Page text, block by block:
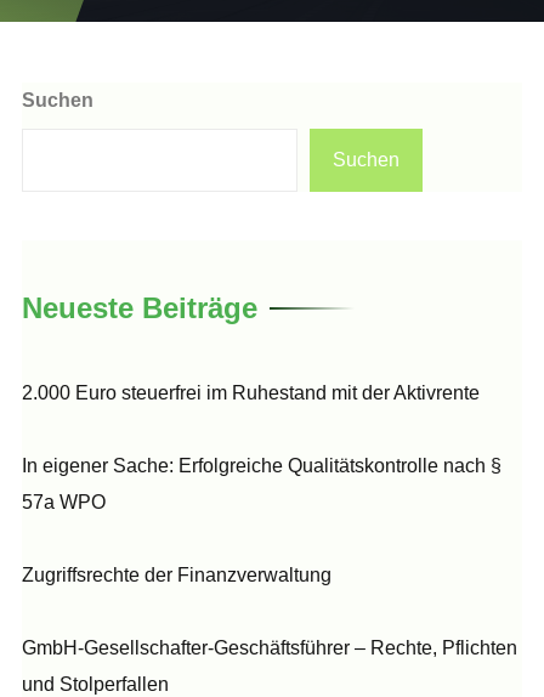
Suchen
Suchen
Neueste Beiträge
2.000 Euro steuerfrei im Ruhestand mit der Aktivrente
In eigener Sache: Erfolgreiche Qualitätskontrolle nach §
57a WPO
Zugriffsrechte der Finanzverwaltung
GmbH-Gesellschafter-Geschäftsführer – Rechte, Pflichten
und Stolperfallen